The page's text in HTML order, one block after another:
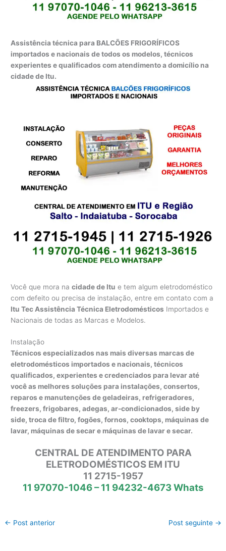
Assistência técnica para BALCÕES FRIGORÍFICOS
importados e nacionais de todos os modelos, técnicos
experientes e qualificados com atendimento a domicílio na
cidade de Itu.
Você que mora nacidade de Itu e tem algum eletrodoméstico
com defeito ou precisa de instalação, entre em contato com a
Itu Tec Assistência Técnica Eletrodomésticos Importados e
Nacionais de todas as Marcas e Modelos.
Instalação
Técnicos especializados nas mais diversas marcas de
eletrodomésticos importados e nacionais, técnicos
qualificados, experientes e credenciados para levar até
você as melhores soluções para instalações, consertos,
reparos e manutenções de geladeiras, refrigeradores,
freezers, frigobares, adegas, ar-condicionados, side by
side, troca de filtro, fogões, fornos, cooktops, máquinas de
lavar, máquinas de secar e máquinas de lavar e secar.
CENTRAL DE ATENDIMENTO PARA
ELETRODOMÉSTICOS EM ITU
11 2715-1957
11 97070-1046 – 11 94232-4673 Whats
← Post anterior Post seguinte →